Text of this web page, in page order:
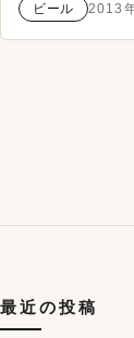
ビール 2013
最近の投稿